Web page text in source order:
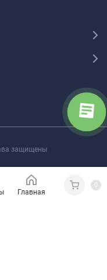
защищены
Главная Кабинет
0